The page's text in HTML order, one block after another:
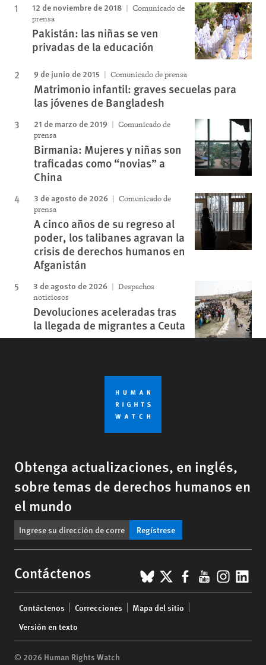
12 de noviembre de 2018
Comunicado de
prensa
Pakistán: las niñas se ven
privadas de la educación
9 de junio de 2015 Comunicado de prensa
Matrimonio infantil: graves secuelas para
las jóvenes de Bangladesh
21 de marzo de 2019
Comunicado de
prensa
Birmania: Mujeres y niñas son
traficadas como “novias” a
China
3 de agosto de 2026
Comunicado de
prensa
A cinco años de su regreso al
poder, los talibanes agravan la
crisis de derechos humanos en
Afganistán
3 de agosto de 2026
Despachos
noticiosos
Devoluciones aceleradas tras
la llegada de migrantes a Ceuta
Obtenga actualizaciones, en inglés,
sobre temas de derechos humanos en
el mundo
Regístrese
Contáctenos BlueSky
X Facebook
YouTube
menu
Contáctenos Correcciones
Mapa del sitio
Versión en texto
© 2026 Human Rights Watch